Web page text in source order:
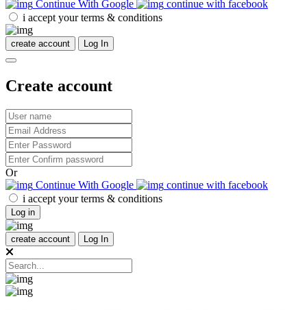
Continue With Google
continue with facebook
i accept your terms & conditions
create account Log In
Create account
Or
Continue With Google
continue with facebook
i accept your terms & conditions
Log in
create account Log In